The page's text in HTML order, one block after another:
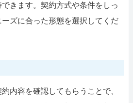
きます。契約方式や条件をしっ
ズに合った形態を選択してくだ
内容を確認してもらうことで、